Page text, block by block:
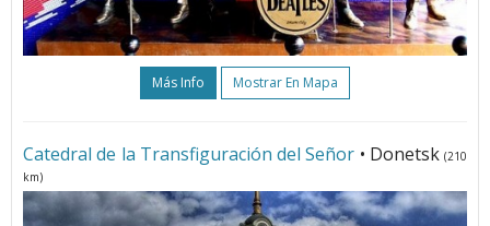
Más Info Mostrar En Mapa
Catedral de la Transfiguración del Señor • Donetsk (210
km)